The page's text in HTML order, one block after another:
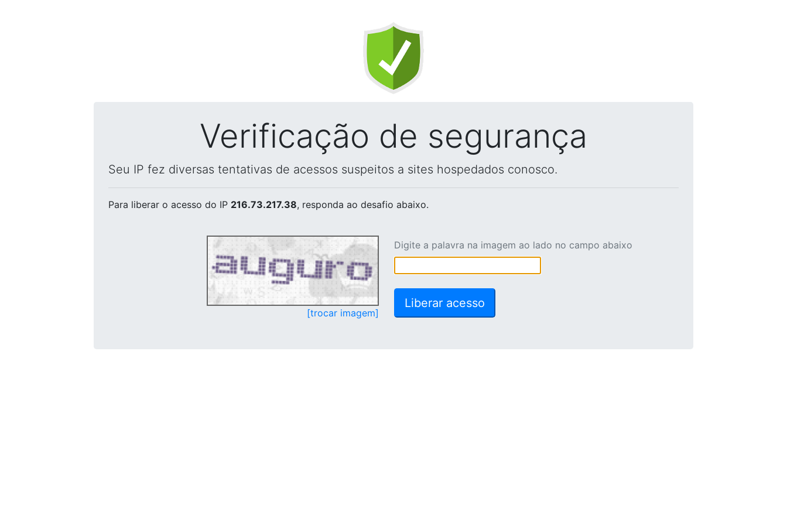
Verificação de segurança
Seu IP fez diversas tentativas de acessos suspeitos a sites hospedados conosco.
Para liberar o acesso do IP 216.73.217.38, responda ao desafio abaixo.
[trocar imagem]
Digite a palavra na imagem ao lado no campo abaixo